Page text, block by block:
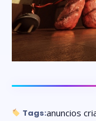
Tags:anuncios